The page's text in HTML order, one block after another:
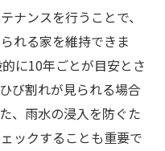
ナンスを行うことで、
れる家を維持できま
に10年ごとが目安とさ
び割れが見られる場合
、雨水の浸入を防ぐた
ックすることも重要で